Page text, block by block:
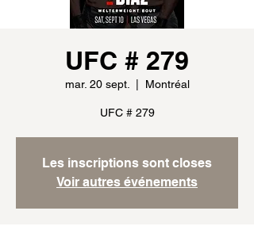
UFC # 279
mar. 20 sept. Montréal
UFC # 279
Les inscriptions sont closes
Voir autres événements